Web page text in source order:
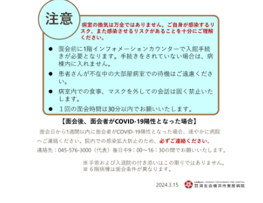
院長あいさつ
幹部紹介
理念・方針・患者さんの権利
施設概要と沿革
倫理に関する事
情報公開
厚生労働大臣が定める掲示事項
外来について
初診の方へ
再診の方へ
セカンドオピニオンのご案内
外来のお会計について
入院・面会について
医療機関・医療者の方へ
医療機関・医療者の方へトップ
医療連携センターについて
患者さんのご紹介方法
医療連携センター長ごあいさつ
医療連携センターのご案内
お知らせ
イベント
採用情報